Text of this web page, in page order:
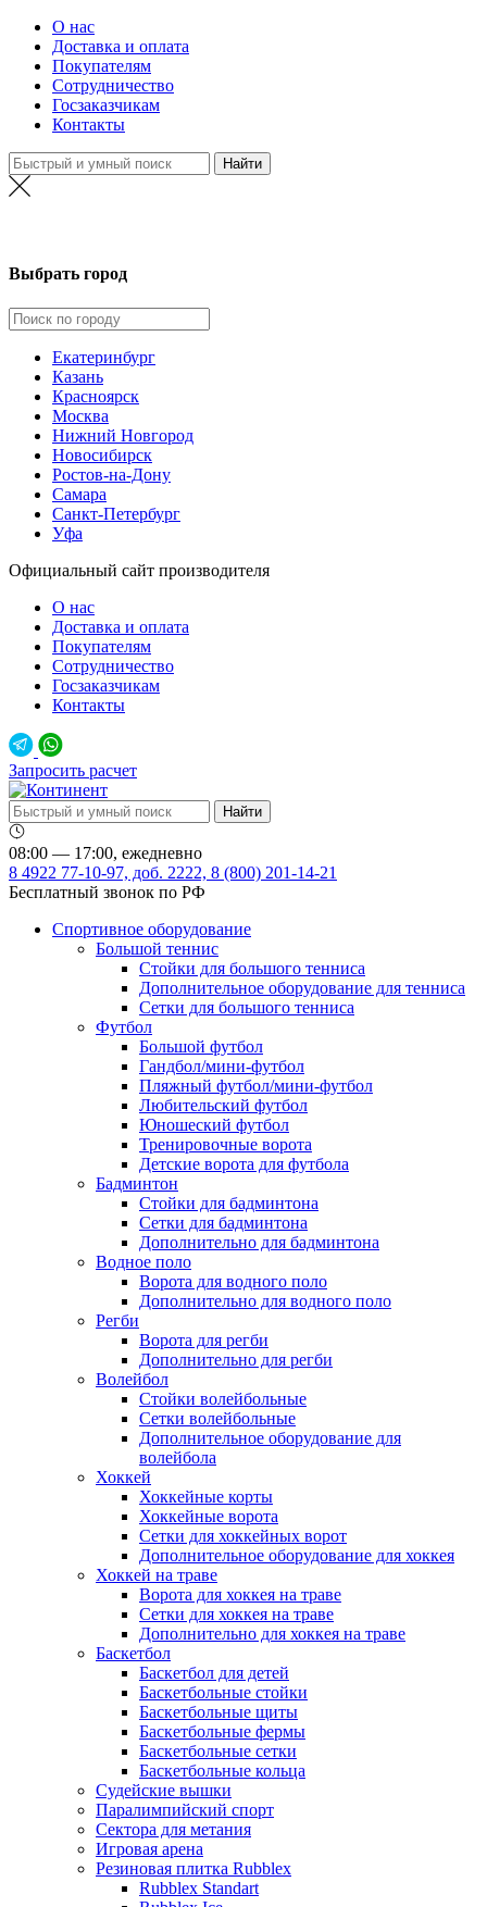
О нас
Доставка и оплата
Покупателям
Сотрудничество
Госзаказчикам
Контакты
Выбрать город
Екатеринбург
Казань
Красноярск
Москва
Нижний Новгород
Новосибирск
Ростов-на-Дону
Самара
Санкт-Петербург
Уфа
Официальный сайт производителя
О нас
Доставка и оплата
Покупателям
Сотрудничество
Госзаказчикам
Контакты
Запросить расчет
08:00 — 17:00, ежедневно
8 4922 77-10-97, доб. 2222, 8 (800) 201-14-21
Бесплатный звонок по РФ
Спортивное оборудование
Большой теннис
Стойки для большого тенниса
Дополнительное оборудование для тенниса
Сетки для большого тенниса
Футбол
Большой футбол
Гандбол/мини-футбол
Пляжный футбол/мини-футбол
Любительский футбол
Юношеский футбол
Тренировочные ворота
Детские ворота для футбола
Бадминтон
Стойки для бадминтона
Сетки для бадминтона
Дополнительно для бадминтона
Водное поло
Ворота для водного поло
Дополнительно для водного поло
Регби
Ворота для регби
Дополнительно для регби
Волейбол
Стойки волейбольные
Сетки волейбольные
Дополнительное оборудование для
волейбола
Хоккей
Хоккейные корты
Хоккейные ворота
Сетки для хоккейных ворот
Дополнительное оборудование для хоккея
Хоккей на траве
Ворота для хоккея на траве
Сетки для хоккея на траве
Дополнительно для хоккея на траве
Баскетбол
Баскетбол для детей
Баскетбольные стойки
Баскетбольные щиты
Баскетбольные фермы
Баскетбольные сетки
Баскетбольные кольца
Судейские вышки
Паралимпийский спорт
Сектора для метания
Игровая арена
Резиновая плитка Rubblex
Rubblex Standart